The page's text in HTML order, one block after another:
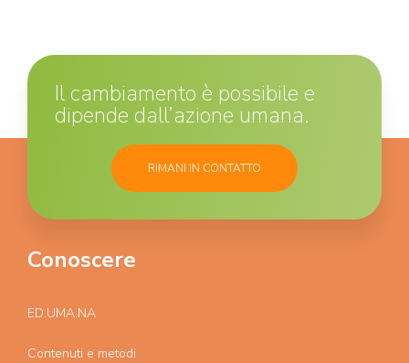
Il cambiamento è possibile e
dipende dall’azione umana.
RIMANI IN CONTATTO
Conoscere
ED.UMA.NA
Contenuti e metodi